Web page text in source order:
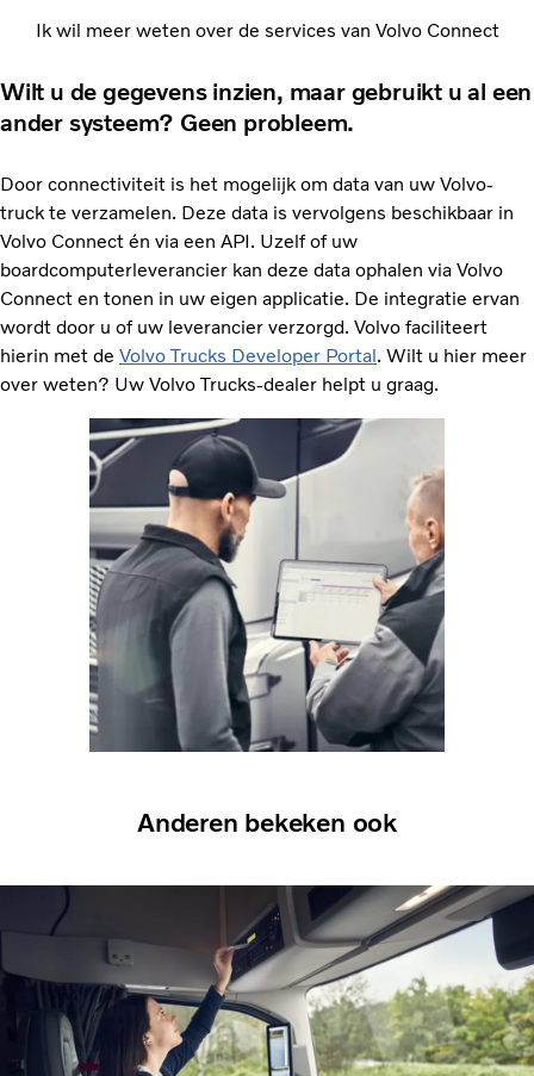
Ik wil meer weten over de services van Volvo Connect
Wilt u de gegevens inzien, maar gebruikt u al een
ander systeem? Geen probleem.
Door connectiviteit is het mogelijk om data van uw Volvo-
truck te verzamelen. Deze data is vervolgens beschikbaar in
Volvo Connect én via een API. Uzelf of uw
boardcomputerleverancier kan deze data ophalen via Volvo
Connect en tonen in uw eigen applicatie. De integratie ervan
wordt door u of uw leverancier verzorgd. Volvo faciliteert
hierin met de Volvo Trucks Developer Portal. Wilt u hier meer
over weten? Uw Volvo Trucks-dealer helpt u graag.
Anderen bekeken ook